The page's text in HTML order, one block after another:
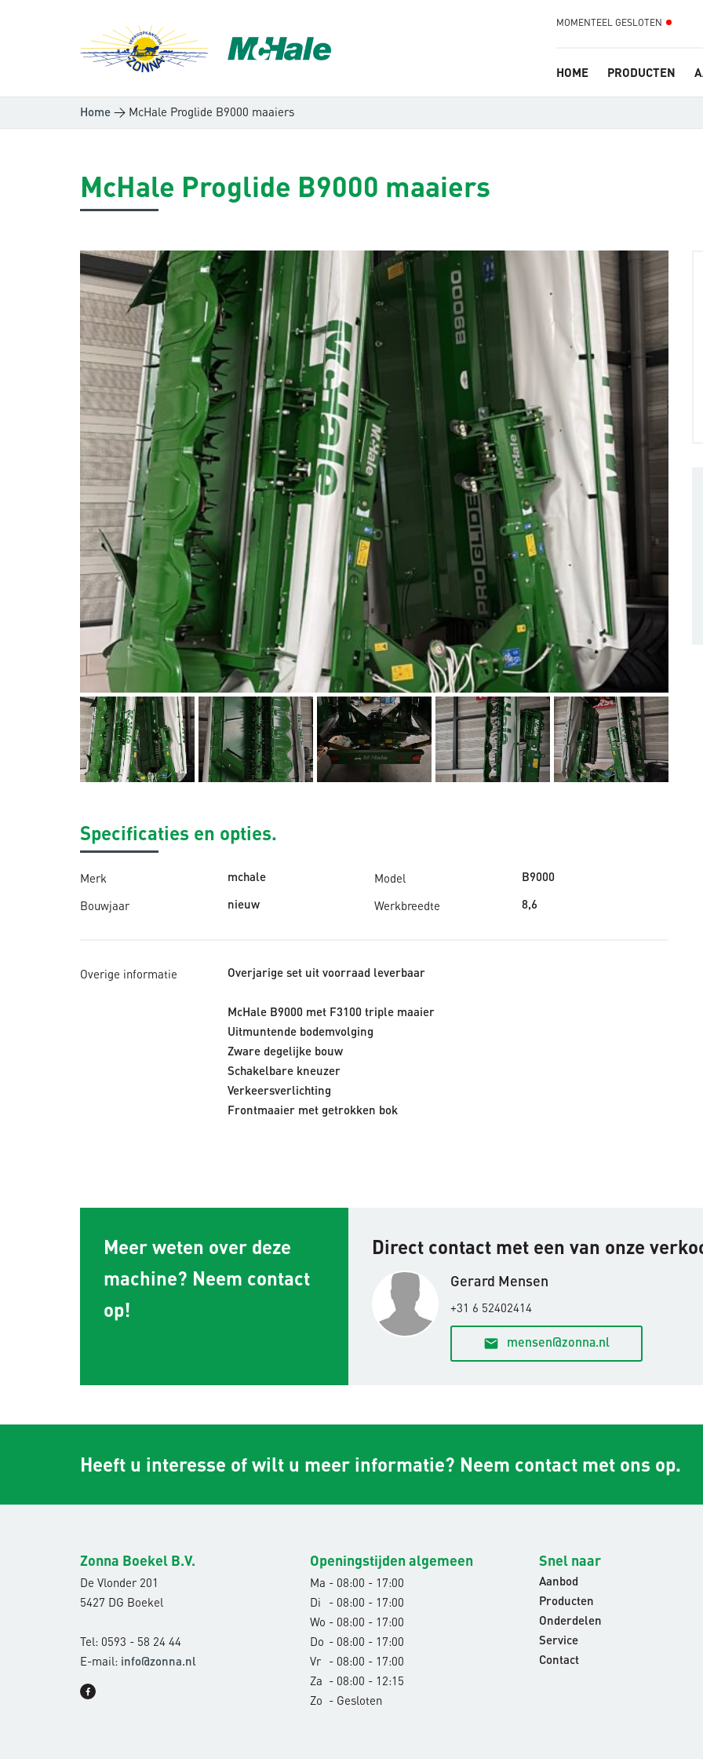
MOMENTEEL GESLOTEN
HOME PRODUCTEN
Home > McHale Proglide B9000 maaiers
McHale Proglide B9000 maaiers
Specificaties en opties.
Merk mchale Model B9000
Bouwjaar nieuw Werkbreedte 8,6
Overige informatie Overjarige set uit voorraad leverbaar
McHale B9000 met F3100 triple maaier
Uitmuntende bodemvolging
Zware degelijke bouw
Schakelbare kneuzer
Verkeersverlichting
Frontmaaier met getrokken bok
Meer weten over deze
machine? Neem contact
op!
Direct contact met een van onze
Gerard Mensen
+31 6 52402414
email mensen@zonna.nl
Heeft u interesse of wilt u meer informatie? Neem contact met ons op.
Zonna Boekel B.V.
De Vlonder 201
5427 DG Boekel
Tel: 0593 - 58 24 44
E-mail: info@zonna.nl
Openingstijden algemeen
Ma - 08:00 - 17:00
Di
- 08:00 - 17:00
Wo - 08:00 - 17:00
Do - 08:00 - 17:00
Vr
- 08:00 - 17:00
Za - 08:00 - 12:15
Zo - Gesloten
Snel naar
Aanbod
Producten
Onderdelen
Service
Contact